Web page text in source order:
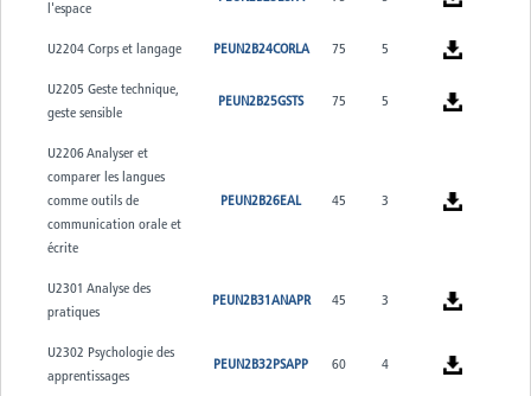
l'espace
U2204 Corps et langage PEUN2B24CORLA 75 5
U2205 Geste technique,
geste sensible
PEUN2B25GSTS 75 5
U2206 Analyser et
comparer les langues
comme outils de
communication orale et
écrite
PEUN2B26EAL 45 3
U2301 Analyse des
pratiques
PEUN2B31ANAPR 45 3
U2302 Psychologie des
apprentissages
PEUN2B32PSAPP 60 4